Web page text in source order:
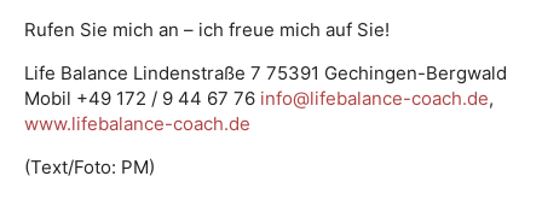
Rufen Sie mich an – ich freue mich auf Sie!
Life Balance Lindenstraße 7 75391 Gechingen-Bergwald
Mobil +49 172 / 9 44 67 76 info@lifebalance-coach.de,
www.lifebalance-coach.de
(Text/Foto: PM)